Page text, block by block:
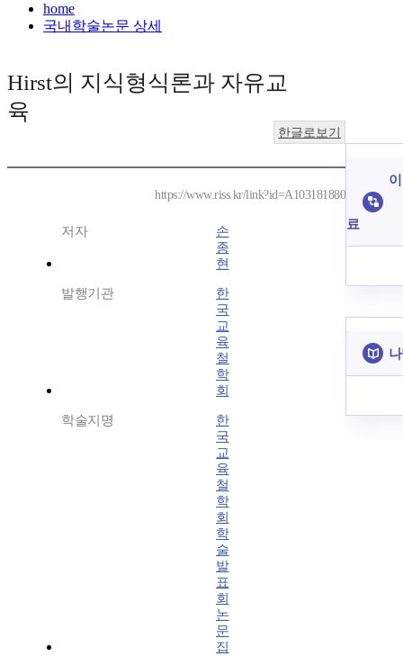
home
국내학술논문 상세
Hirst의 지식형식론과 자유교
육
한글로보기
https://www.riss.kr/link?id=A103181880
저자
손
종
현
발행기관
한
국
교
육
철
학
회
학술지명
한
국
교
육
철
학
회
학
술
발
표
회
논
문
집
료